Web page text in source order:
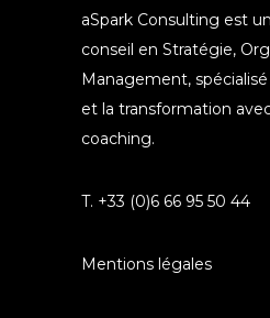
aSpark Consulting est
conseil en Stratégie,
Management,
et la transformation
coaching.
T. +33 (0)6 66 95 50 44
Mentions légales